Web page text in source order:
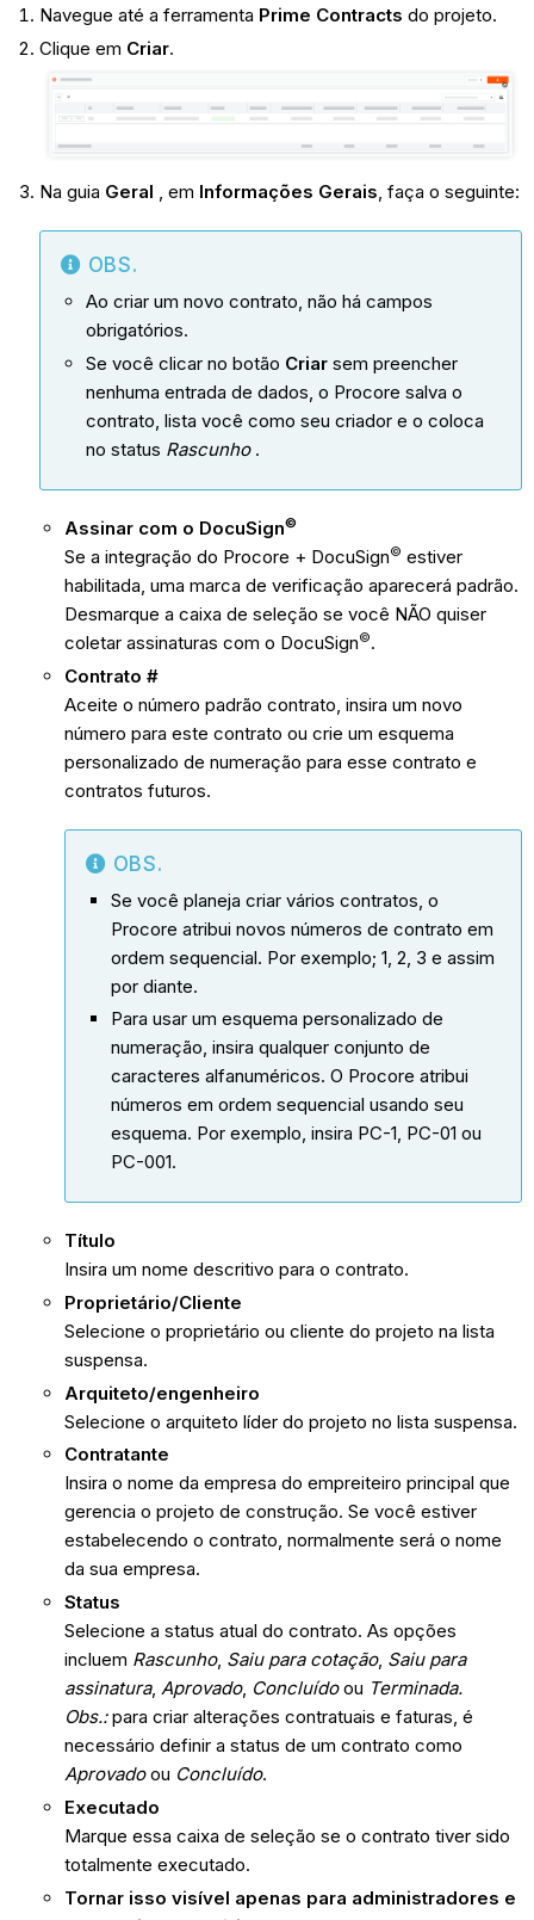
Navegue até a ferramenta Prime Contracts do projeto.
Clique em Criar.
Na guia Geral , em Informações Gerais, faça o seguinte:
OBS.
Ao criar um novo contrato, não há campos
obrigatórios.
Se você clicar no botão Criarsem preencher
nenhuma entrada de dados, o Procore salva o
contrato, lista você como seu criador e o coloca
no status Rascunho.
Assinar com o DocuSign©
Se a integração do Procore + DocuSign© estiver
habilitada, uma marca de verificação aparecerá padrão.
Desmarque a caixa de seleção se você NÃO quiser
coletar assinaturas com o DocuSign©.
Contrato #
Aceite o número padrão contrato, insira um novo
número para este contrato ou crie um esquema
personalizado de numeração para esse contrato e
contratos futuros.
OBS.
Se você planeja criar vários contratos, o
Procore atribui novos números de contrato em
ordem sequencial. Por exemplo; 1, 2, 3 e assim
por diante.
Para usar um esquema personalizado de
numeração, insira qualquer conjunto de
caracteres alfanuméricos. O Procore atribui
números em ordem sequencial usando seu
esquema. Por exemplo, insira PC-1, PC-01 ou
PC-001.
Título
Insira um nome descritivo para o contrato.
Proprietário/Cliente
Selecione o proprietário ou cliente do projeto na lista
suspensa.
Arquiteto/engenheiro
Selecione o arquiteto líder do projeto no lista suspensa.
Contratante
Insira o nome da empresa do empreiteiro principal que
gerencia o projeto de construção. Se você estiver
estabelecendo o contrato, normalmente será o nome
da sua empresa.
Status
Selecione a status atual do contrato. As opções
incluem Rascunho, Saiu para cotação, Saiu para
assinatura, Aprovado, Concluídoou Terminada.
Obs.:para criar alterações contratuais e faturas, é
necessário definir a status de um contrato como
Aprovadoou Concluído.
Executado
Marque essa caixa de seleção se o contrato tiver sido
totalmente executado.
Tornar isso visível apenas para administradores e